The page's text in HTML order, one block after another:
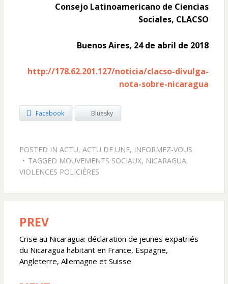
Consejo Latinoamericano de Ciencias
Sociales, CLACSO
Buenos Aires, 24 de abril de 2018
http://178.62.201.127/noticia/clacso-divulga-
nota-sobre-nicaragua
Facebook Bluesky
POSTED IN ACTU, ACTU DE UNE, INFORMEZ-VOUS
TAGGED MOUVEMENTS SOCIAUX, NICARAGUA,
VIOLENCES POLICIÈRES
Navigation
de
l’article
PREV
Crise au Nicaragua: déclaration de jeunes expatriés
du Nicaragua habitant en France, Espagne,
Angleterre, Allemagne et Suisse